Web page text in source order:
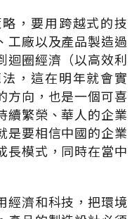
，要用跨越式的技
工廠以及產品製造過
迴圈經濟（以高效利
，這在明年就會實
方向，也是一個可喜
續繁榮、華人的企業
是要相信中國的企業
長模式，同時在當中
經濟和科技，把環境